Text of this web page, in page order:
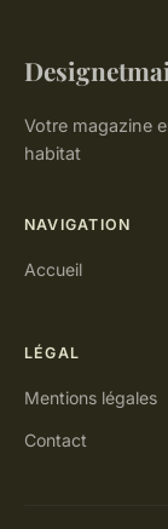
Votre magazine
habitat
NAVIGATION
Accueil
LÉGAL
Mentions légales
Contact